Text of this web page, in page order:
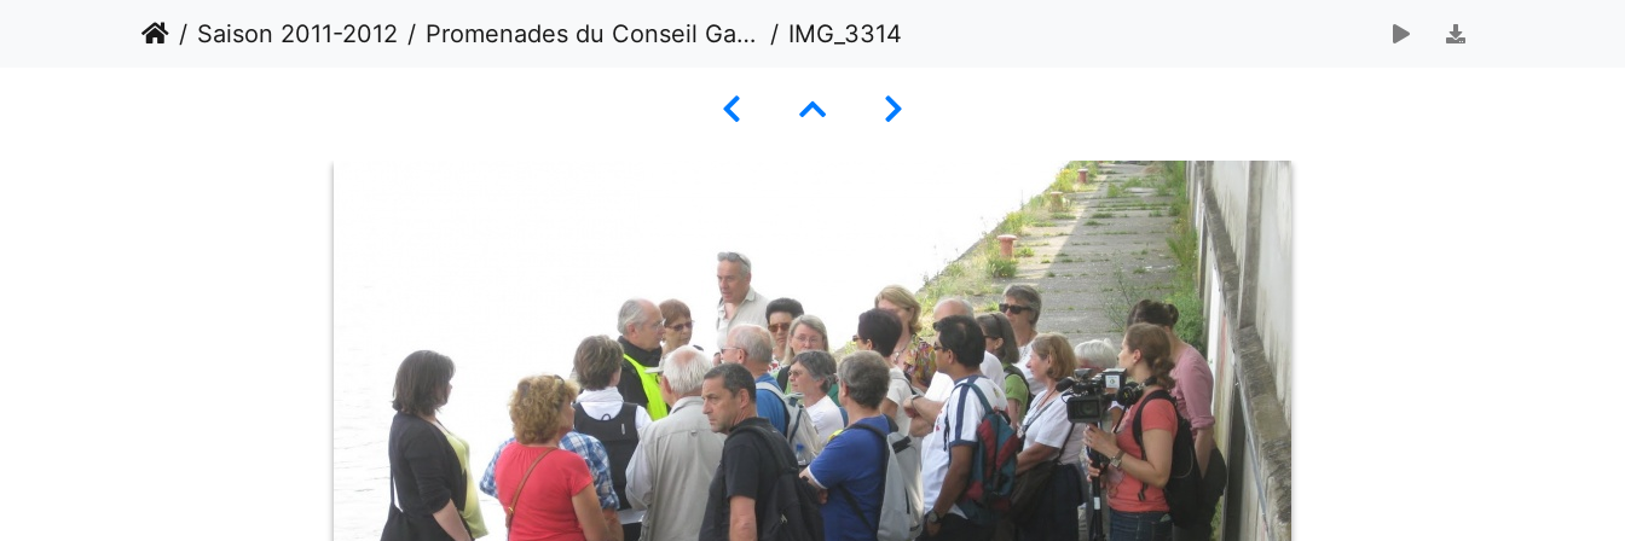
Saison 2011-2012 Promenades du Conseil Gal juin 2012 IMG_3314